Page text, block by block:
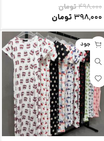
498,000تومان
398,000 تومان
ناموجود